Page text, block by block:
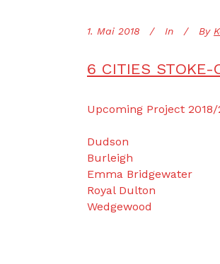
1. Mai 2018 In By
6 CITIES STOKE-
Upcoming Project 2018/
Dudson
Burleigh
Emma Bridgewater
Royal Dulton
Wedgewood